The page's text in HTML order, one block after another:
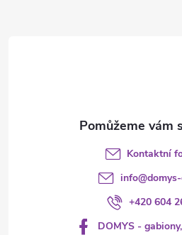
Kontaktní
info@
+420 604
DOMYS -